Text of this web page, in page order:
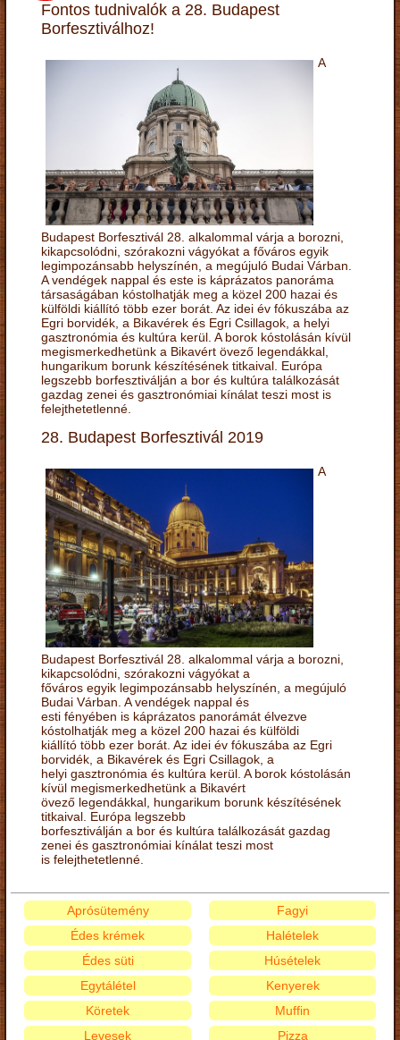
Fontos tudnivalók a 28. Budapest
Borfesztiválhoz!
A
Budapest Borfesztivál 28. alkalommal várja a borozni,
kikapcsolódni, szórakozni vágyókat a főváros egyik
legimpozánsabb helyszínén, a megújuló Budai Várban.
A vendégek nappal és este is káprázatos panoráma
társaságában kóstolhatják meg a közel 200 hazai és
külföldi kiállító több ezer borát. Az idei év fókuszába az
Egri borvidék, a Bikavérek és Egri Csillagok, a helyi
gasztronómia és kultúra kerül. A borok kóstolásán kívül
megismerkedhetünk a Bikavért övező legendákkal,
hungarikum borunk készítésének titkaival. Európa
legszebb borfesztiválján a bor és kultúra találkozását
gazdag zenei és gasztronómiai kínálat teszi most is
felejthetetlenné.
28. Budapest Borfesztivál 2019
A
Budapest Borfesztivál 28. alkalommal várja a borozni,
kikapcsolódni, szórakozni vágyókat a
főváros egyik legimpozánsabb helyszínén, a megújuló
Budai Várban. A vendégek nappal és
esti fényében is káprázatos panorámát élvezve
kóstolhatják meg a közel 200 hazai és külföldi
kiállító több ezer borát. Az idei év fókuszába az Egri
borvidék, a Bikavérek és Egri Csillagok, a
helyi gasztronómia és kultúra kerül. A borok kóstolásán
kívül megismerkedhetünk a Bikavért
övező legendákkal, hungarikum borunk készítésének
titkaival. Európa legszebb
borfesztiválján a bor és kultúra találkozását gazdag
zenei és gasztronómiai kínálat teszi most
is felejthetetlenné.
Aprósütemény
Édes krémek
Édes süti
Egytálétel
Fagyi
Halételek
Húsételek
Kenyerek
Köretek
Levesek
Muffin
Pizza